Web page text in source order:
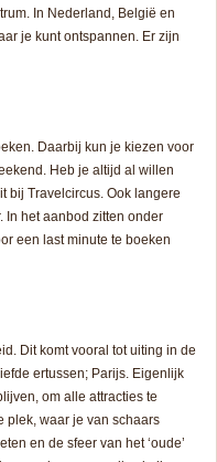
In Nederland, België en
je kunt ontspannen. Er zijn
Daarbij kun je kiezen voor
Heb je altijd al willen
bij Travelcircus. Ook langere
In het aanbod zitten onder
een last minute te boeken
Dit komt vooral tot uiting in de
ertussen; Parijs. Eigenlijk
om alle attracties te
plek, waar je van schaars
en de sfeer van het ‘oude’